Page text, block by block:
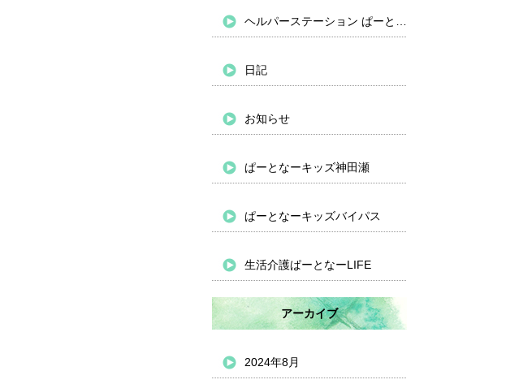
日記
お知らせ
ぱーとなーキッズ神田瀬
ぱーとなーキッズバイパス
生活介護ぱーとなーLIFE
アーカイブ
2024年8月